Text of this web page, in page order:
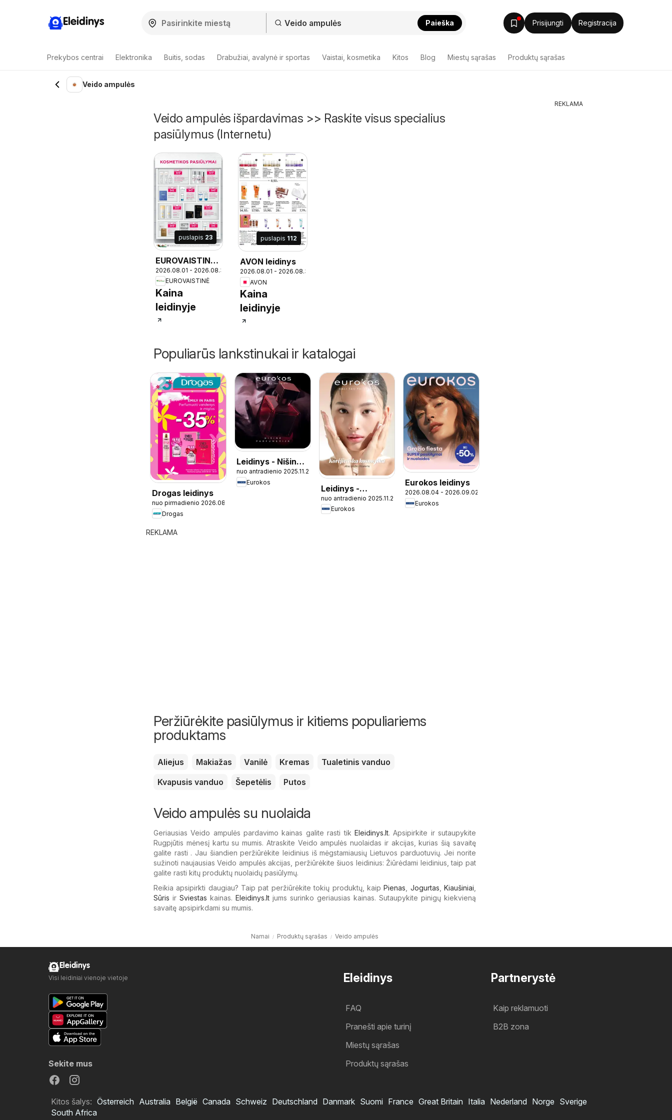
Eleidinys Paieška Prisijungti Registracija
Prekybos centrai Elektronika Buitis, sodas Drabužiai, avalynė ir sportas Vaistai, kosmetika Kitos Blog Miestų sąrašas Produktų sąrašas
Veido ampulės
Veido ampulės išpardavimas >> Raskite visus specialius
pasiūlymus (Internetu)
puslapis 23
EUROVAISTINĖ
leidinys
2026.08.01 - 2026.08.31
EUROVAISTINĖ
Kaina
leidinyje
puslapis 112
AVON leidinys
2026.08.01 - 2026.08.31
AVON
Kaina
leidinyje
Populiarūs lankstinukai ir katalogai
Drogas leidinys
nuo pirmadienio 2026.08.03
Drogas
Leidinys - Nišinė
parfumerija
nuo antradienio 2025.11.25
Eurokos
Leidinys -
Korėjietiška
kosmetika
nuo antradienio 2025.11.25
Eurokos
Eurokos leidinys
2026.08.04 - 2026.09.02
Eurokos
REKLAMA
Peržiūrėkite pasiūlymus ir kitiems populiariems
produktams
Aliejus Makiažas Vanilė Kremas
Tualetinis vanduo
Kvapusis vanduo
Šepetėlis Putos
Veido ampulės su nuolaida
Geriausias Veido ampulės pardavimo kainas galite rasti tik Eleidinys.lt. Apsipirkite ir sutaupykite
Rugpjūtis mėnesį kartu su mumis. Atraskite Veido ampulės nuolaidas ir akcijas, kurias šią savaitę
galite rasti . Jau šiandien peržiūrėkite leidinius iš mėgstamiausių Lietuvos parduotuvių. Jei norite
sužinoti naujausias Veido ampulės akcijas, peržiūrėkite šiuos leidinius: Žiūrėdami leidinius, taip pat
galite rasti kitų produktų nuolaidų pasiūlymų.
Reikia apsipirkti daugiau? Taip pat peržiūrėkite tokių produktų, kaipPienas Jogurtas ,Kiaušiniai
Sūris ir Sviestas kainas. Eleidinys.lt jums surinko geriausias kainas. Sutaupykite pinigų kiekvieną
savaitę apsipirkdami su mumis.
Namai Produktų sąrašas Veido ampulės
REKLAMA
Eleidinys
FAQ
Pranešti apie turinį
Miestų sąrašas
Produktų sąrašas
Partnerystė
Kaip reklamuoti
B2B zona
Eleidinys
Visi leidiniai vienoje vietoje
Sekite mus
Kitos šalys: Österreich Australia België Canada Schweiz Deutschland Danmark Suomi France Great Britain Italia Nederland Norge Sverige
South Africa